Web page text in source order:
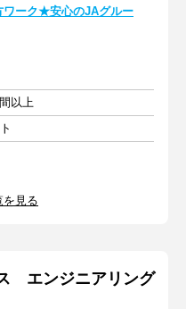
ーク★安心のJAグルー
以上
見る
エンジニアリング